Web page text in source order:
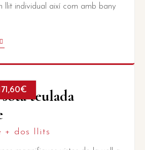
llit individual així com amb bany
teulada
+ dos llits